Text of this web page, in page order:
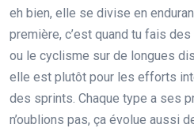
eh bien, elle se divise en
première, c’est quand tu fais
ou le cyclisme sur de longues
elle est plutôt pour les efforts
des sprints. Chaque type a ses
n’oublions pas, ça évolue aussi